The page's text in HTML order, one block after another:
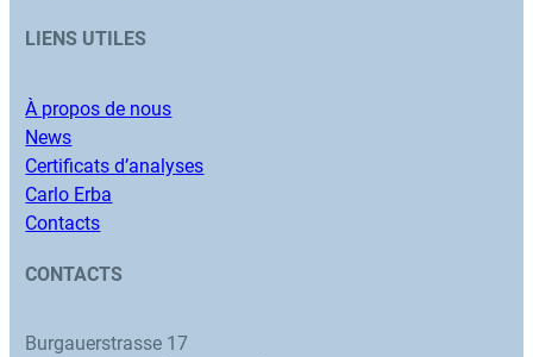
LIENS UTILES
À propos de nous
News
Certificats d’analyses
Carlo Erba
Contacts
CONTACTS
Burgauerstrasse 17